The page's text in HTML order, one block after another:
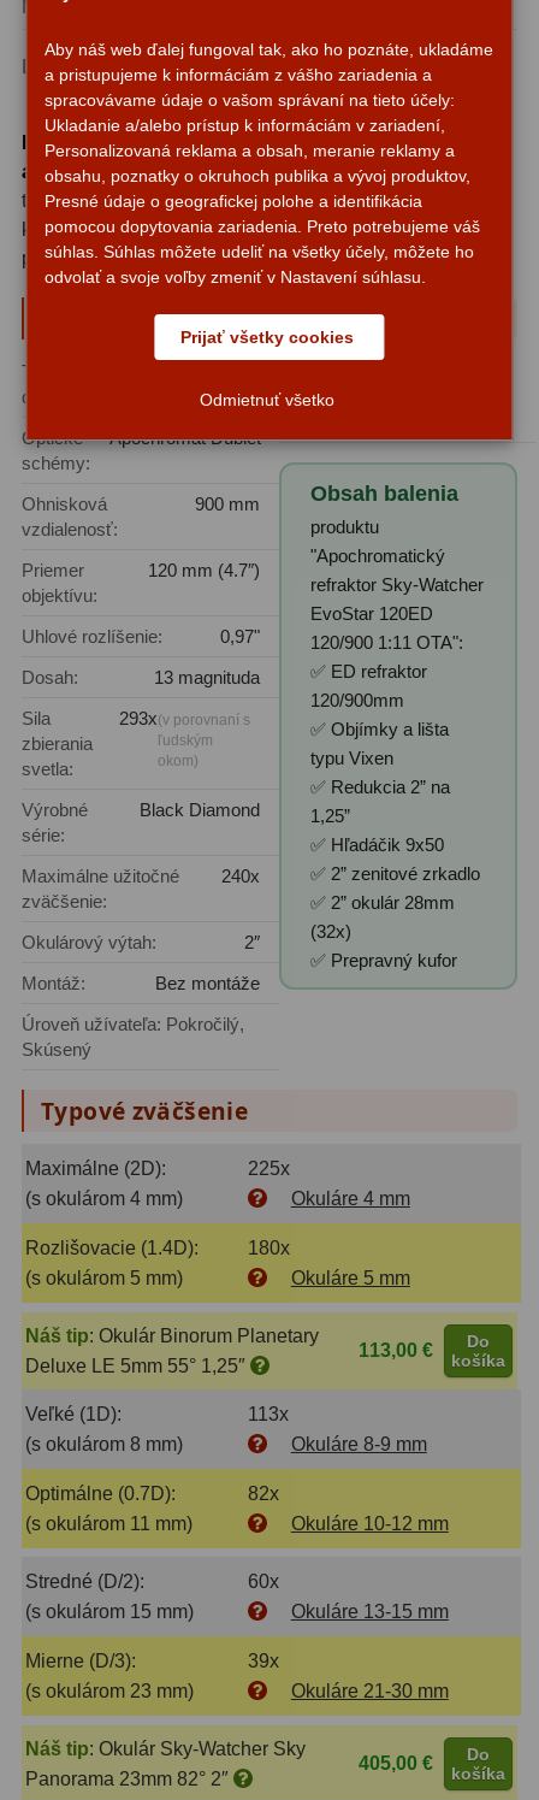
Adaptéry k okulárovým
Primárne zrkadlá 9
Sekundárne zrkadlá6
Binokulárne286
Ornitológia a príroda19
Turistika a cestovanie149
Divadelné2
Astronomické
Diaľkomery
Monokulárne49
Turistika
Ornitológia 11
Všeobecné16
Pre deti
Školské19
Vreckové 10
Príslušenstvo17
Meteostanice 52
Domáci21
Profesionálne9
Čidlá2
Teplomery a vlhkomery15
Foto stativy10
Lupy69
Literatúra10
Darčekové poukazy28
Montážna lišta
Dodávané príslušenstvo
Upínacie svorky, lišta
Vixen, redukcia 2″/1,25″
EvoStar 120ED je plnohodnotný nástroj pre náročnú
astrofotografiuaj vizuálne pozorovanie - vhodný pre
tých, ktorí požadujú vynikajúcu optickú kvalitu bez
kompromisov pri zoskupení hmotnosti a praktickosti pri
práci v teréne.
Parametre a špecifikácie
Typ
ďalekohľadu:
Optické
schémy:
Apochromát Dublet
Ohnisková
vzdialenosť:
900 mm
Priemer
objektívu:
120 mm (4.7″)
Uhlové rozlíšenie:
0,97"
Dosah:
13 magnituda
Sila
zbierania
svetla:
293x(v porovnaní s
ľudským
okom)
Výrobné
série:
Black Diamond
Maximálne užitočné
zväčšenie:
240x
Okulárový výtah:
2″
Montáž:
Bez montáže
Úroveň užívateľa: Pokročilý,
Skúsený
Astrofotografia, Pozorovanie
Obsah balenia
produktu
"Apochromatický
refraktor Sky-Watcher
EvoStar 120ED
120/900 1:11 OTA":
✅ ED refraktor
120/900mm
✅ Objímky a lišta
typu Vixen
✅ Redukcia 2” na
1,25”
✅ Hľadáčik 9x50
✅ 2” zenitové zrkadlo
✅ 2” okulár 28mm
(32x)
✅ Prepravný kufor
Typové zväčšenie
Maximálne (2D):
225x
(s okulárom 4 mm)
Okuláre 4 mm
Rozlišovacie (1.4D):
180x
(s okulárom 5 mm)
Okuláre 5 mm
Náš tip: Okulár Binorum Planetary
Deluxe LE 5mm 55° 1,25″
113,00 €
Do
košíka
Veľké (1D):
113x
(s okulárom 8 mm)
Okuláre 8-9 mm
Optimálne (0.7D):
82x
(s okulárom 11 mm)
Okuláre 10-12 mm
Stredné (D/2):
60x
(s okulárom 15 mm)
Okuláre 13-15 mm
Mierne (D/3):
39x
(s okulárom 23 mm)
Okuláre 21-30 mm
Náš tip: Okulár Sky-Watcher Sky
Panorama 23mm 82° 2″
405,00 €
Do
košíka
Aby náš web ďalej fungoval tak, ako ho poznáte, ukladáme
a pristupujeme k informáciám z vášho zariadenia a
spracovávame údaje o vašom správaní na tieto účely:
Ukladanie a/alebo prístup k informáciám v zariadení,
Personalizovaná reklama a obsah, meranie reklamy a
obsahu, poznatky o okruhoch publika a vývoj produktov,
Presné údaje o geografickej polohe a identifikácia
pomocou dopytovania zariadenia. Preto potrebujeme váš
súhlas. Súhlas môžete udeliť na všetky účely, môžete ho
odvolať a svoje voľby zmeniť v Nastavení súhlasu.
Prijať všetky cookies
Odmietnuť všetko